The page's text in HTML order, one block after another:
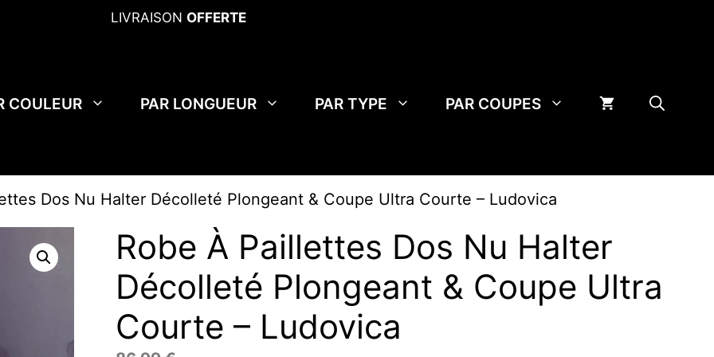
LIVRAISON OFFERTE
COULEUR PAR LONGUEUR PAR TYPE PAR COUPES
Dos Nu Halter Décolleté Plongeant & Coupe Ultra Courte – Ludovica
Robe À Paillettes Dos Nu Halter
Décolleté Plongeant & Coupe Ultra
Courte – Ludovica